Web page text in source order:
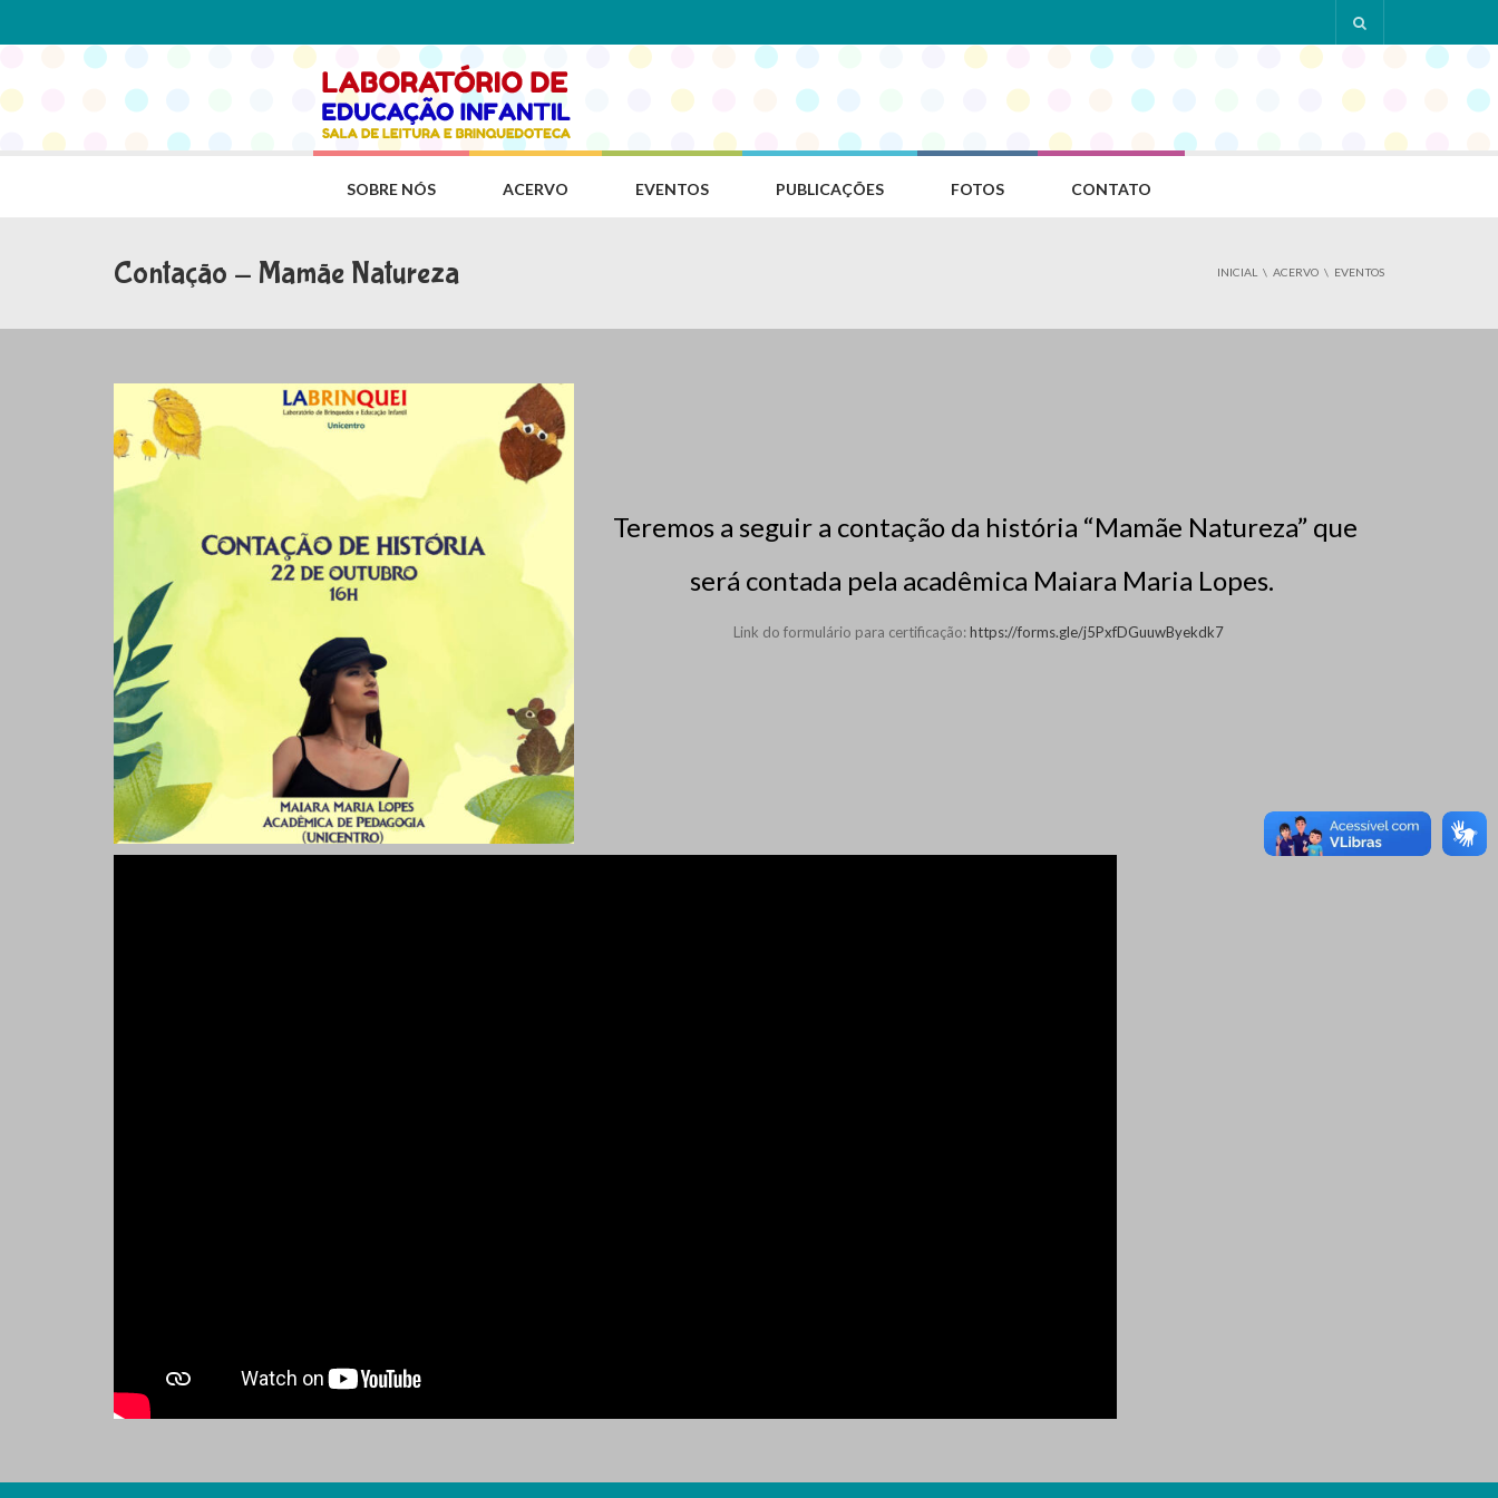
SOBRE NÓS ACERVO EVENTOS PUBLICAÇÕES FOTOS CONTATO
Contação - Mamãe Natureza INICIAL ACERVO EVENTOS
Teremos a seguir a contação da história “Mamãe Natureza” que
será contada pela acadêmica Maiara Maria Lopes.
Link do formulário para certificação:https://forms.gle/j5PxfDGuuwByekdk7